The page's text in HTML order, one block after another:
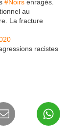
#Noirs enragés.
au
La fracture
racistes